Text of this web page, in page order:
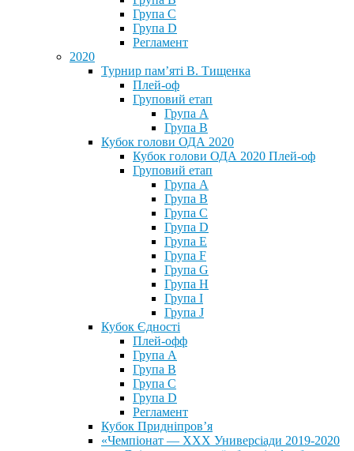
Група С
Група D
Регламент
2020
Турнир пам’яті В. Тищенка
Плей-оф
Груповий етап
Група А
Група В
Кубок голови ОДА 2020
Кубок голови ОДА 2020 Плей-оф
Груповий етап
Група A
Група B
Група C
Група D
Група E
Група F
Група G
Група H
Група I
Група J
Кубок Єдності
Плей-офф
Група А
Група В
Група С
Група D
Регламент
Кубок Придніпров’я
«Чемпіонат — ХХХ Универсіади 2019-2020